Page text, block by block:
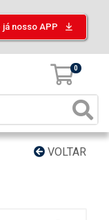
já nosso APP
0
VOLTAR